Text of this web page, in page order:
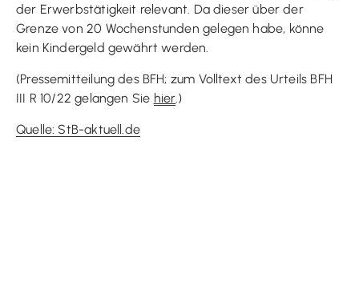
der Erwerbstätigkeit relevant. Da dieser über der
Grenze von 20 Wochenstunden gelegen habe, könne
kein Kindergeld gewährt werden.
(Pressemitteilung des BFH; zum Volltext des Urteils BFH
III R 10/22 gelangen Sie hier .)
Quelle: StB-aktuell.de